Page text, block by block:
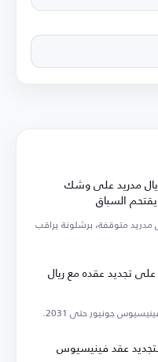
مدريد على وشك
يقتحم السباق
متوقفة، برشلونة يراقب
تجديد عقده مع ريال
جونيور حتى 2031.
عقد فينيسيوس